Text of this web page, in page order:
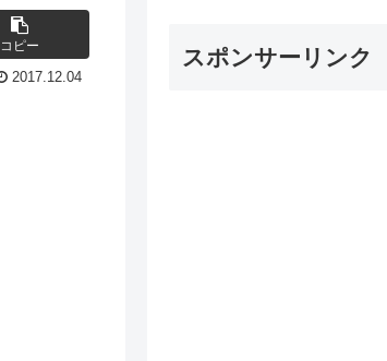
コピー
2017.12.04
スポンサーリンク